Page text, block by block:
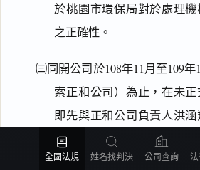
於桃園市環保局對於處理
之正確性。
㈢同開公司於108年11月至109
索正和公司）為止，在未正
即先與正和公司負責人洪
作協議書，由同開公司詹立
范姜力新進駐正和公司操作
全國法規 姓名找判決 公司查詢